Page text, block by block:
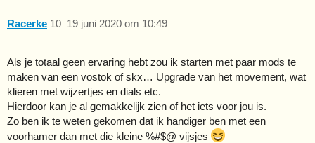
Racerke 19 juni 2020 om 10:49
10
Als je totaal geen ervaring hebt zou ik starten met paar mods te
maken van een vostok of skx… Upgrade van het movement, wat
klieren met wijzertjes en dials etc.
Hierdoor kan je al gemakkelijk zien of het iets voor jou is.
Zo ben ik te weten gekomen dat ik handiger ben met een
voorhamer dan met die kleine %#$@ vijsjes